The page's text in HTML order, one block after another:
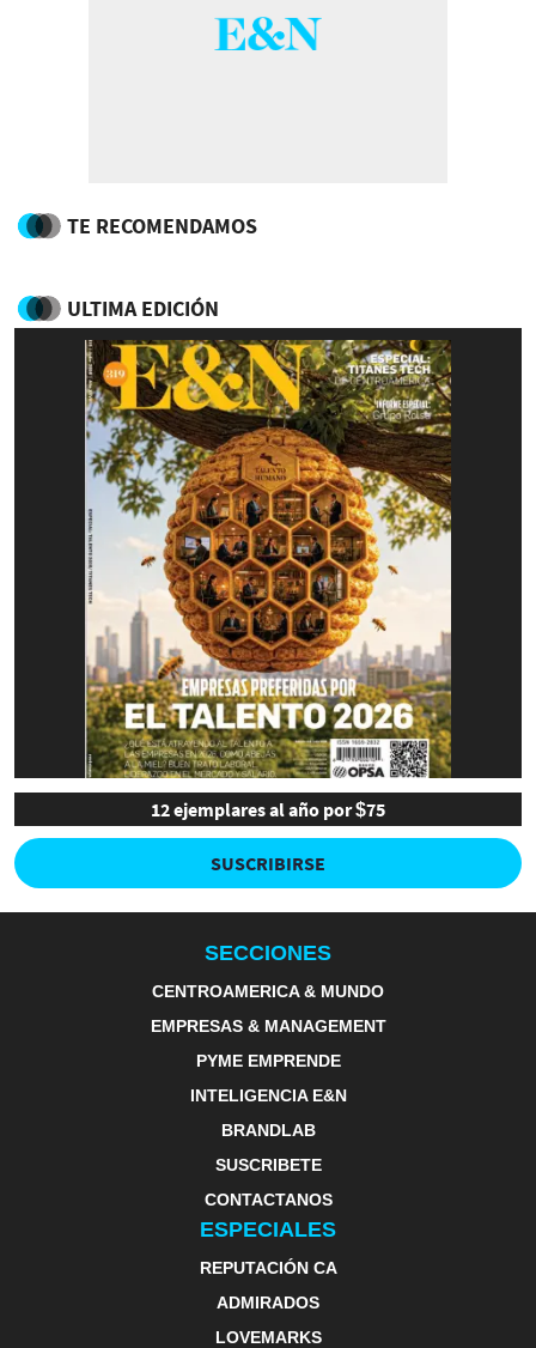
TE RECOMENDAMOS
ULTIMA EDICIÓN
12 ejemplares al año por $75
SUSCRIBIRSE
SECCIONES
CENTROAMERICA & MUNDO
EMPRESAS & MANAGEMENT
PYME EMPRENDE
INTELIGENCIA E&N
BRANDLAB
SUSCRIBETE
CONTACTANOS
ESPECIALES
REPUTACIÓN CA
ADMIRADOS
LOVEMARKS